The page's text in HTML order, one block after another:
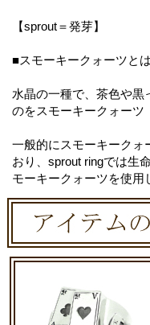
【sprout＝発芽】
■スモーキークォーツとは
水晶の一種で、茶色や黒
のをスモーキークォーツ
一般的にスモーキークォ
おり、sprout ringでは生
モーキークォーツを使用